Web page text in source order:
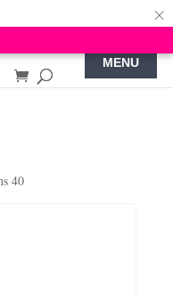
×
40